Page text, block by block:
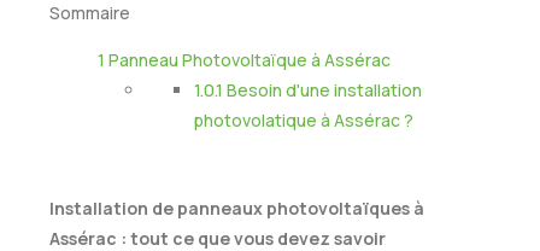
Sommaire
1 Panneau Photovoltaïque à Assérac
1.0.1 Besoin d'une installation
photovolatique à Assérac ?
Installation de panneaux photovoltaïques à
Assérac : tout ce que vous devez savoir